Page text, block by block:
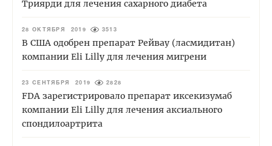
Триярди для лечения сахарного диабета
28 ОКТЯБРЯ 2019 3513
В США одобрен препарат Рейвау (ласмидитан)
компании Eli Lilly для лечения мигрени
23 СЕНТЯБРЯ 2019 2828
FDA зарегистрировало препарат иксекизумаб
компании Eli Lilly для лечения аксиального
спондилоартрита